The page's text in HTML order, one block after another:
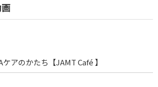
アのかたち【JAMT Café 】